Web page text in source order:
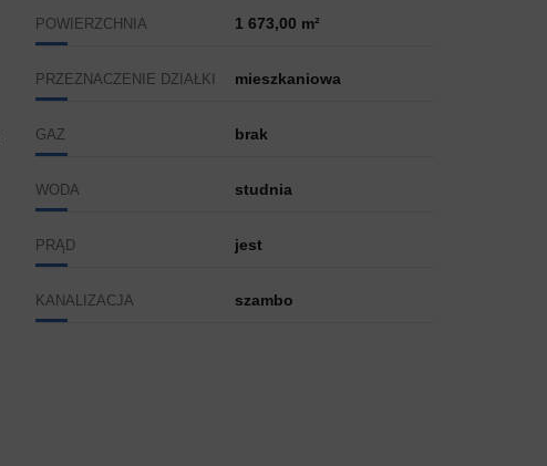
POWIERZCHNIA 1 673,00 m²
PRZEZNACZENIE DZIAŁKI mieszkaniowa
GAZ brak
WODA studnia
PRĄD jest
KANALIZACJA szambo